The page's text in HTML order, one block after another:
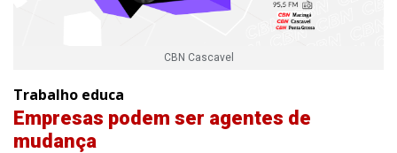
CBN Cascavel
Trabalho educa
Empresas podem ser agentes de
mudança